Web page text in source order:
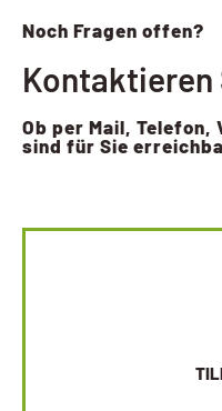
Noch Fragen offen?
Kontaktieren
Ob per Mail,
sind für Sie